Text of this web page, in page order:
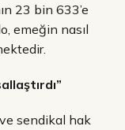
23 bin 633’e
emeğin nasıl
sendikal hak